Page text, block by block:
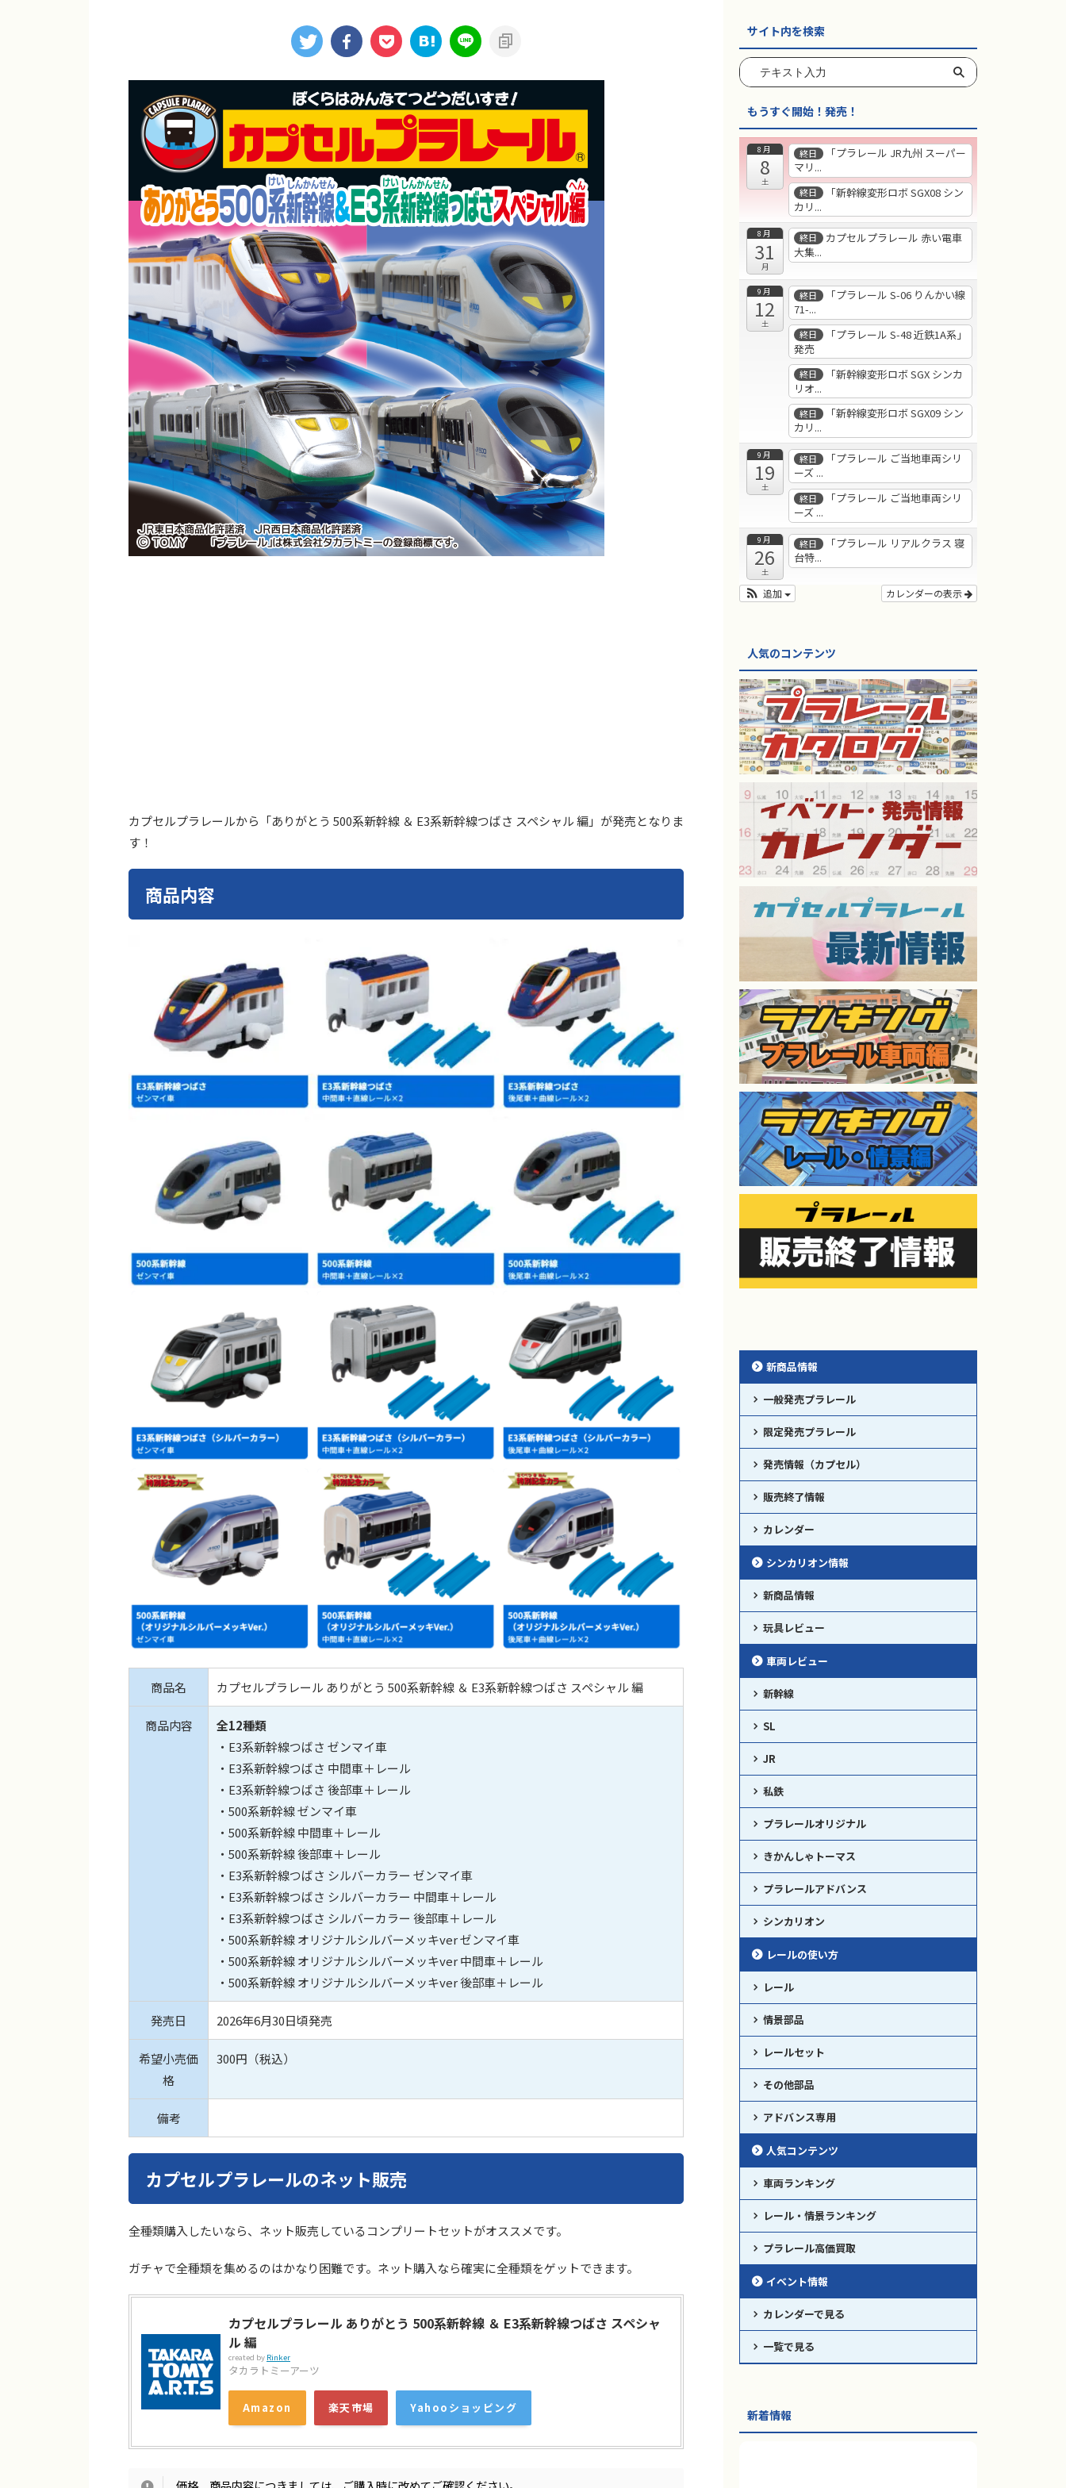
カプセルプラレールから「ありがとう 500系新幹線 ＆ E3系新幹線つばさ スペシャル 編」が発売となりま
す！
商品内容
商品名 カプセルプラレール ありがとう 500系新幹線 ＆ E3系新幹線つばさ スペシャル 編
商品内容
全12種類
・E3系新幹線つばさ ゼンマイ車
・E3系新幹線つばさ 中間車＋レール
・E3系新幹線つばさ 後部車＋レール
・500系新幹線 ゼンマイ車
・500系新幹線 中間車＋レール
・500系新幹線 後部車＋レール
・E3系新幹線つばさ シルバーカラー ゼンマイ車
・E3系新幹線つばさ シルバーカラー 中間車＋レール
・E3系新幹線つばさ シルバーカラー 後部車＋レール
・500系新幹線 オリジナルシルバーメッキver ゼンマイ車
・500系新幹線 オリジナルシルバーメッキver 中間車＋レール
・500系新幹線 オリジナルシルバーメッキver 後部車＋レール
発売日 2026年6月30日頃発売
希望小売価
格
300円（税込）
備考
カプセルプラレールのネット販売
全種類購入したいなら、ネット販売しているコンプリートセットがオススメです。
ガチャで全種類を集めるのはかなり困難です。ネット購入なら確実に全種類をゲットできます。
カプセルプラレール ありがとう 500系新幹線 ＆ E3系新幹線つばさ スペシャ
ル 編
created by Rinker
タカラトミーアーツ
Amazon 楽天市場 Yahooショッピング
サイト内を検索
もうすぐ開始！発売！
8月
8
土
終日
「プラレール JR九州 スーパー
マリ...
終日
「新幹線変形ロボ SGX08 シン
カリ...
8月
31
月
終日
カプセルプラレール 赤い電車
大集...
9月
12
土
終日
「プラレール S-06 りんかい線
71-...
終日
「プラレール S-48 近鉄1A系」
発売
終日
「新幹線変形ロボ SGX シンカ
リオ...
終日
「新幹線変形ロボ SGX09 シン
カリ...
9月
19
土
終日
「プラレール ご当地車両シリ
ーズ ...
終日
「プラレール ご当地車両シリ
ーズ ...
9月
26
土
終日
「プラレール リアルクラス 寝
台特...
カレンダーの表示
追加
人気のコンテンツ
新商品情報
一般発売プラレール
限定発売プラレール
発売情報（カプセル）
販売終了情報
カレンダー
シンカリオン情報
新商品情報
玩具レビュー
車両レビュー
新幹線
SL
JR
私鉄
プラレールオリジナル
きかんしゃトーマス
プラレールアドバンス
シンカリオン
レールの使い方
レール
情景部品
レールセット
その他部品
アドバンス専用
人気コンテンツ
車両ランキング
レール・情景ランキング
プラレール高価買取
イベント情報
カレンダーで見る
一覧で見る
新着情報